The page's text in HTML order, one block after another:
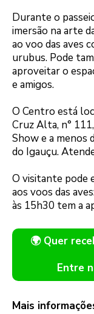
Durante o
imersão na arte
ao voo das aves
urubus. Pode
aproveitar o
e amigos.
O Centro está
Cruz Alta, n°
Show e a menos
do Igauçu.
O visitante pode
aos voos das
às 15h30 tem a
🌍 Quer
Entre
Mais